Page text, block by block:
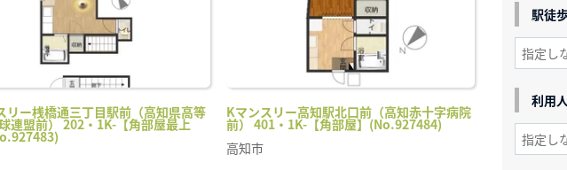
リー桟橋通三丁目駅前（高知県高等
連盟前） 202・1K-【角部屋最上
Kマンスリー高知駅北口前（高知赤十字病院
前） 401・1K-【角部屋】(No.927484)
高知市
駅徒
利用